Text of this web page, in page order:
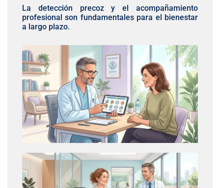
La detección precoz y el acompañamiento
profesional son fundamentales para el bienestar
a largo plazo.